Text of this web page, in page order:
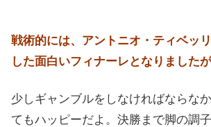
戦術的には、アントニオ・ティベッ
した面白いフィナーレとなりましたが
少しギャンブルをしなければならな
てもハッピーだよ。決勝まで脚の調